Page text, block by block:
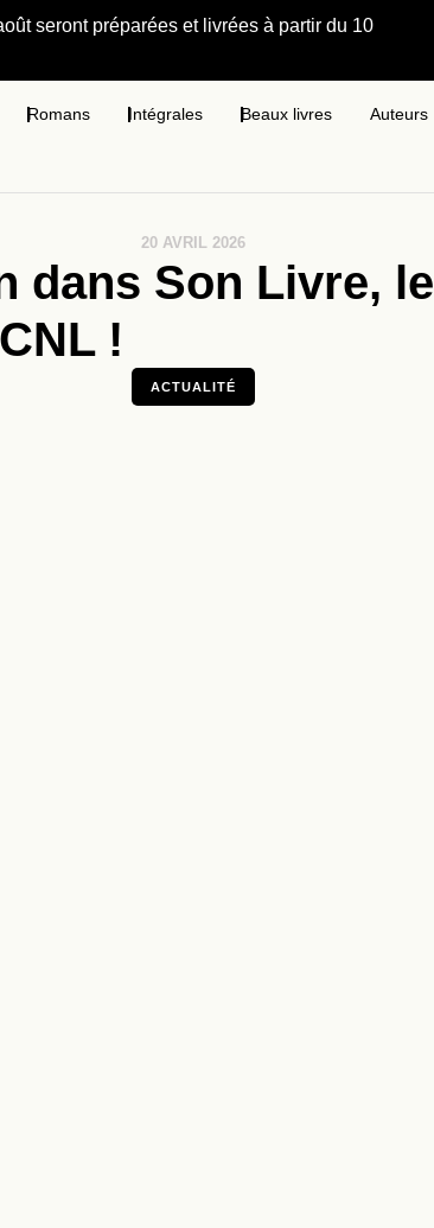
seront préparées et livrées à partir du 10
Romans Intégrales Beaux livres
Auteurs
20 AVRIL 2026
dans Son Livre, le
!
ACTUALITÉ